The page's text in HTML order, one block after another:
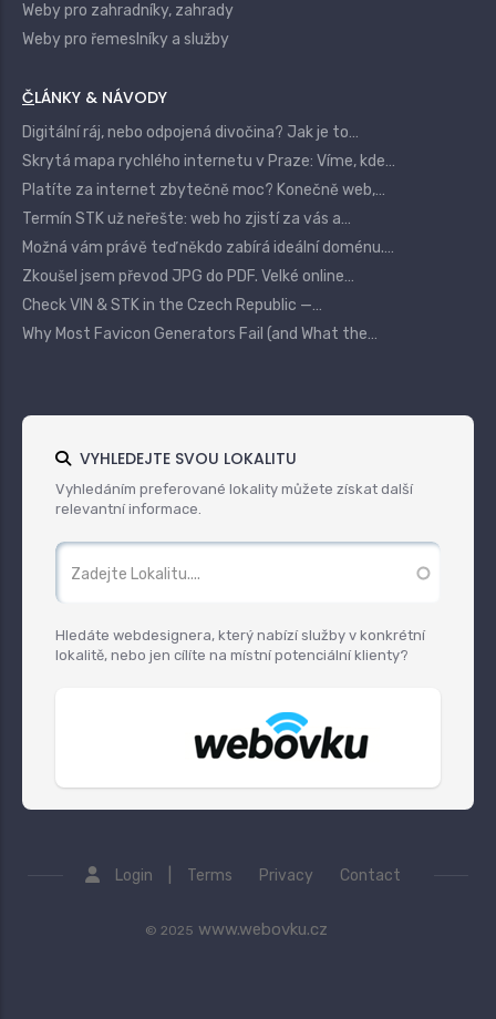
Weby pro zahradníky, zahrady
Weby pro řemeslníky a služby
ČLÁNKY & NÁVODY
Digitální ráj, nebo odpojená divočina? Jak je to…
Skrytá mapa rychlého internetu v Praze: Víme, kde…
Platíte za internet zbytečně moc? Konečně web,…
Termín STK už neřešte: web ho zjistí za vás a…
Možná vám právě teď někdo zabírá ideální doménu.…
Zkoušel jsem převod JPG do PDF. Velké online…
Check VIN & STK in the Czech Republic —…
Why Most Favicon Generators Fail (and What the…
VYHLEDEJTE SVOU LOKALITU
Vyhledáním preferované lokality můžete získat další
relevantní informace.
Hledáte webdesignera, který nabízí služby v konkrétní
lokalitě, nebo jen cílíte na místní potenciální klienty?
Login Terms Privacy Contact
© 2025 www.webovku.cz